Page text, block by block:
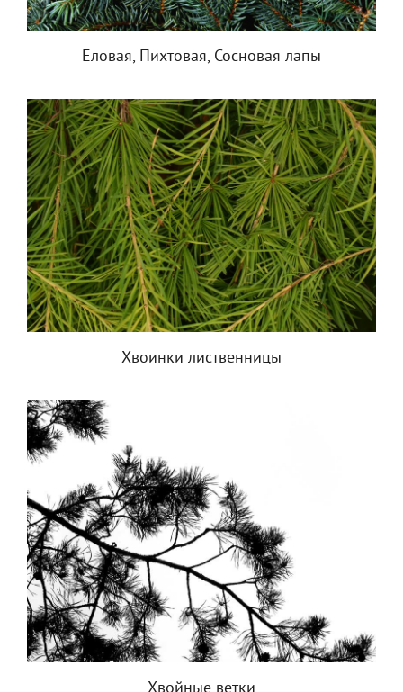
Еловая, Пихтовая, Сосновая лапы
Хвоинки лиственницы